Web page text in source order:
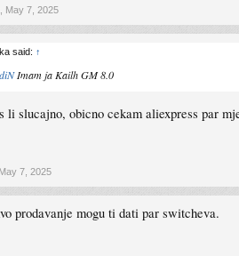
May 7, 2025
said: ↑
Imam ja Kailh GM 8.0
li slucajno, obicno cekam aliexpress par
May 7, 2025
prodavanje mogu ti dati par switcheva.